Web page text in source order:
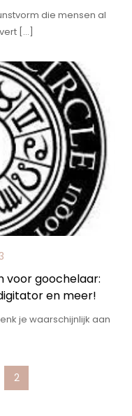
die mensen al
[…]
voor goochelaar:
en meer!
je waarschijnlijk aan
2